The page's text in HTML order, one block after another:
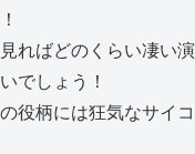
ればどのくらい凄い演
でしょう！
役柄には狂気なサイコ